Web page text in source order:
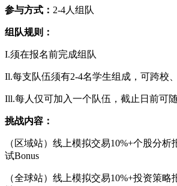
参与方式： 2-4人组队
组队规则：
I.须在报名前完成组队
Il.每支队伍须有2-4名学生组成，可跨校
Ill.每人仅可加入一个队伍，截止日前可
挑战内容：
（区域站）线上模拟交易10%+个股分析
试Bonus
（全球站）线上模拟交易10%+投资策略